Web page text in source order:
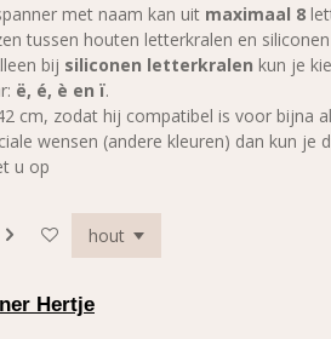
met naam kan uit maximaal 8
tussen houten letterkralen en
bij siliconen letterkralen kun je
ë, é, è en ï.
cm, zodat hij compatibel is voor bijna
wensen (andere kleuren) dan kun
u op
Hertje